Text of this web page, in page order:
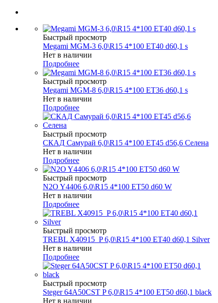
Быстрый просмотр
Megami MGM-3 6,0\R15 4*100 ET40 d60,1 s
Нет в наличии
Подробнее
Быстрый просмотр
Megami MGM-8 6,0\R15 4*100 ET36 d60,1 s
Нет в наличии
Подробнее
Быстрый просмотр
СКАД Самурай 6,0\R15 4*100 ET45 d56,6 Селена
Нет в наличии
Подробнее
Быстрый просмотр
N2O Y4406 6,0\R15 4*100 ET50 d60 W
Нет в наличии
Подробнее
Быстрый просмотр
TREBL X40915_P 6,0\R15 4*100 ET40 d60,1 Silver
Нет в наличии
Подробнее
Быстрый просмотр
Steger 64A50CST P 6,0\R15 4*100 ET50 d60,1 black
Нет в наличии